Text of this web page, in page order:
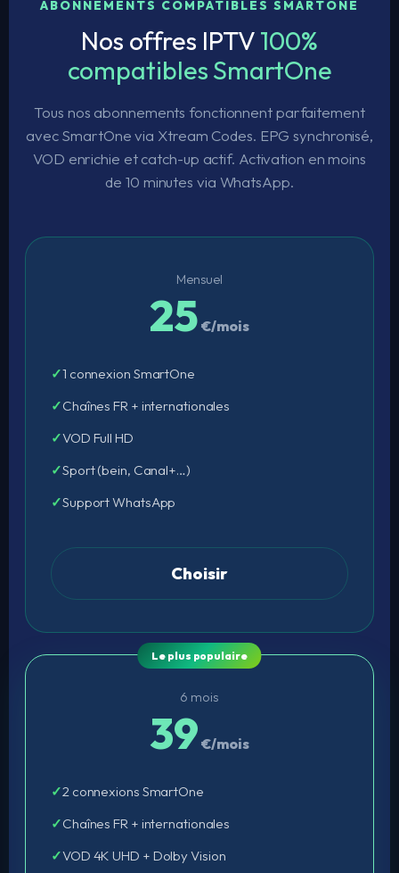
ABONNEMENTS COMPATIBLES SMARTONE
Nos offres IPTV100%
compatibles SmartOne
Tous nos abonnements fonctionnent parfaitement
avec SmartOne via Xtream Codes. EPG synchronisé,
VOD enrichie et catch-up actif. Activation en moins
de 10 minutes via WhatsApp.
Mensuel
25 €/mois
1 connexion SmartOne
Chaînes FR + internationales
VOD Full HD
Sport (bein, Canal+…)
Support WhatsApp
Choisir
6 mois
39 €/mois
2 connexions SmartOne
Chaînes FR + internationales
VOD 4K UHD + Dolby Vision